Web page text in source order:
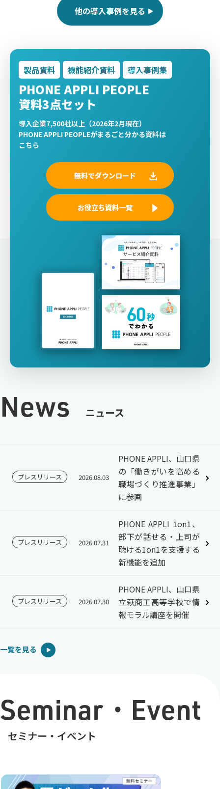
他の導入事例を見る
製品資料 機能紹介資料 導入事例集
PHONE APPLI PEOPLE
資料3点セット
導入企業7,500社以上（2026年2月現在）
PHONE APPLI PEOPLEがまるごと分かる資料は
こちら
無料でダウンロード
お役立ち資料一覧
News ニュース
プレスリリース 2026.08.03
PHONE APPLI、山口県
の「働きがいを高める
職場づくり推進事業」
に参画
プレスリリース 2026.07.31
PHONE APPLI 1on1、
部下が話せる・上司が
聴ける1on1を支援する
新機能を追加
プレスリリース 2026.07.30
PHONE APPLI、山口県
立萩商工高等学校で情
報モラル講座を開催
一覧を見る
Seminar・Event
セミナー・イベント